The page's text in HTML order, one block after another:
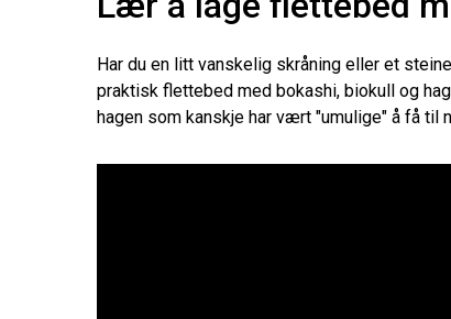
Har du en litt vanskelig skråning eller et
praktisk flettebed med bokashi, biokull og
hagen som kanskje har vært "umulige" å få til